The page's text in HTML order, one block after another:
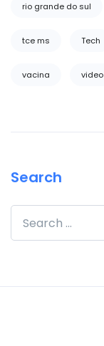
rio grande do sul
tce ms Tech
vacina video
Search
Search for: